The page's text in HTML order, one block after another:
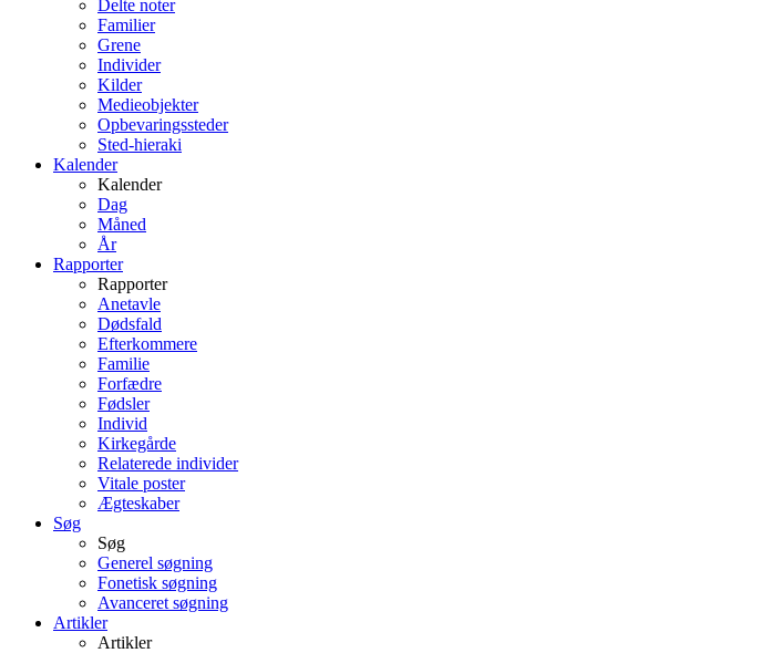
Delte noter
Familier
Grene
Individer
Kilder
Medieobjekter
Opbevaringssteder
Sted-hieraki
Kalender
Kalender
Dag
Måned
År
Rapporter
Rapporter
Anetavle
Dødsfald
Efterkommere
Familie
Forfædre
Fødsler
Individ
Kirkegårde
Relaterede individer
Vitale poster
Ægteskaber
Søg
Søg
Generel søgning
Fonetisk søgning
Avanceret søgning
Artikler
Artikler